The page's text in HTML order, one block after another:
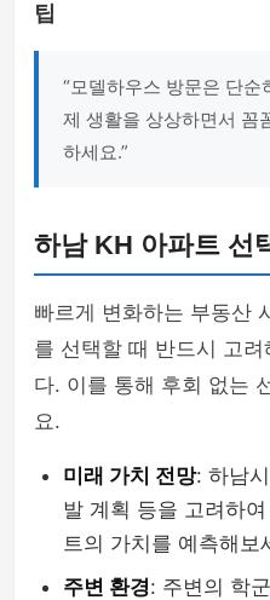
팁
“모델하우스 방문은 단
제 생활을 상상하면서 꼼
하세요.”
하남 KH 아파트 선
빠르게 변화하는 부동산
를 선택할 때 반드시 고
다. 이를 통해 후회 없는
요.
미래 가치 전망: 하남
발 계획 등을 고려하
트의 가치를 예측해보
주변 환경: 주변의 학